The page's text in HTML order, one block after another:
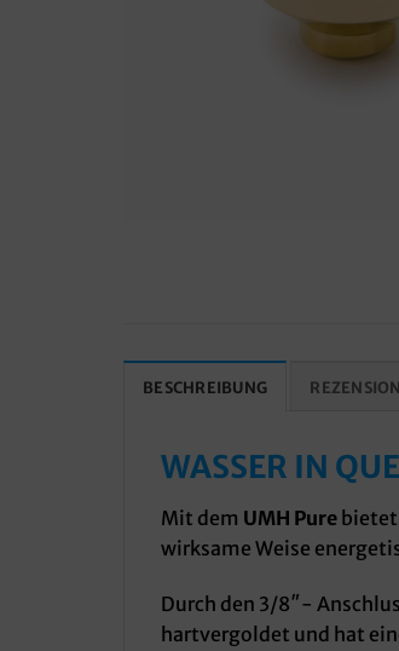
BESCHREIBUNG
WASSER IN
Mit dem UMH Pure bietet
wirksame Weise
Durch den 3/8″-
hartvergoldet und hat